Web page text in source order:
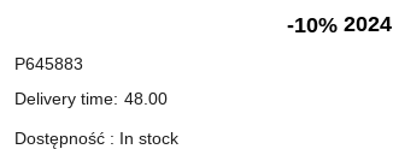
-10% 2024
P645883
Delivery time: 48.00
Dostępność : In stock